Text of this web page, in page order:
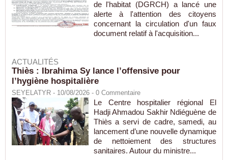
de l'habitat (DGRCH) a lancé une
alerte à l'attention des citoyens
concernant la circulation d'un faux
document relatif à l'acquisition...
ACTUALITÉS
Thiès : Ibrahima Sy lance l’offensive pour
l’hygiène hospitalière
SEYELATYR - 10/08/2026 - 0 Commentaire
Le Centre hospitalier régional El
Hadji Ahmadou Sakhir Ndiéguène de
Thiès a servi de cadre, samedi, au
lancement d’une nouvelle dynamique
de nettoiement des structures
sanitaires. Autour du ministre...